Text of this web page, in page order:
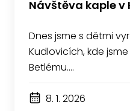
Návštěva kaple v
Dnes jsme s dětmi
Kudlovicích, kde
Betlému.…
8. 1. 2026